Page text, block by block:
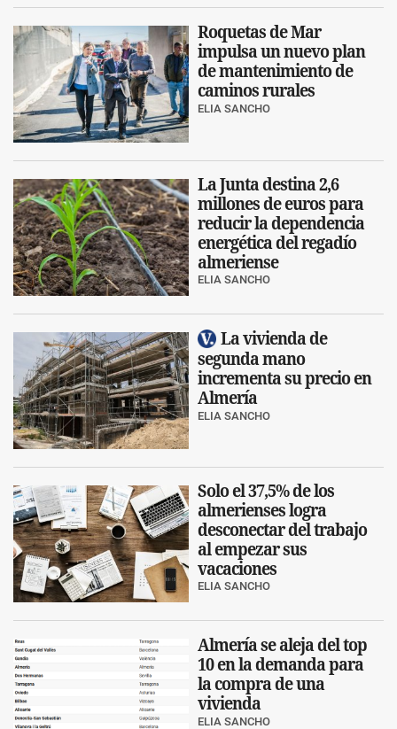
Roquetas de Mar
impulsa un nuevo plan
de mantenimiento de
caminos rurales
ELIA SANCHO
La Junta destina 2,6
millones de euros para
reducir la dependencia
energética del regadío
almeriense
ELIA SANCHO
La vivienda de
segunda mano
incrementa su precio en
Almería
ELIA SANCHO
Solo el 37,5% de los
almerienses logra
desconectar del trabajo
al empezar sus
vacaciones
ELIA SANCHO
Almería se aleja del top
10 en la demanda para
la compra de una
vivienda
ELIA SANCHO